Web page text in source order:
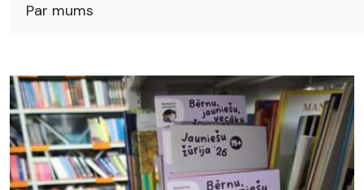
Par mums